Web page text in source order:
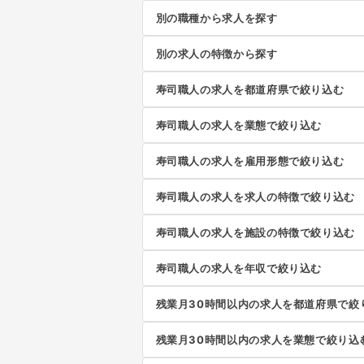
別の職種から求人を探す
別の求人の特徴から探す
寿司職人の求人を都道府県で絞り込む
寿司職人の求人を業態で絞り込む
寿司職人の求人を雇用形態で絞り込む
寿司職人の求人を求人の特徴で絞り込む
寿司職人の求人を施設の特徴で絞り込む
寿司職人の求人を年収で絞り込む
残業月30時間以内の求人を都道府県で絞
残業月30時間以内の求人を業態で絞り込